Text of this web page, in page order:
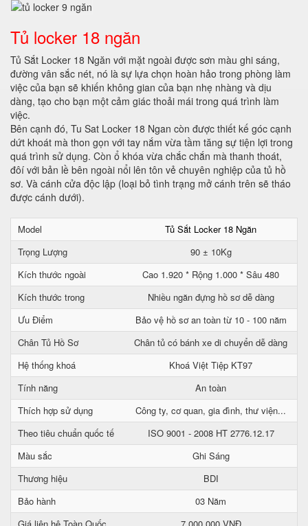
Tủ locker 18 ngăn
Tủ Sắt Locker 18 Ngăn với mặt ngoài được sơn màu ghi sáng,
đường vân sắc nét, nó là sự lựa chọn hoàn hảo trong phòng làm
việc của bạn sẽ khiến không gian của bạn nhẹ nhàng và dịu
dàng, tạo cho bạn một cảm giác thoải mái trong quá trình làm
việc.
Bên cạnh đó, Tu Sat Locker 18 Ngan còn được thiết kế góc cạnh
dứt khoát mà thon gọn với tay nắm vừa tầm tăng sự tiện lợi trong
quá trình sử dụng. Còn ổ khóa vừa chắc chắn mà thanh thoát,
đôí với bản lề bên ngoài nổi lên tôn vẻ chuyên nghiệp của tủ hồ
sơ. Và cánh cửa độc lập (loại bỏ tình trạng mở cánh trên sẽ tháo
được cánh dưới).
Model
Tủ Sắt Locker 18 Ngăn
Trọng Lượng
90 ± 10Kg
Kích thước ngoài
Cao 1.920 * Rộng 1.000 * Sâu 480
Kích thước trong
Nhiều ngăn đựng hồ sơ dễ dàng
Ưu Điểm
Bảo vệ hồ sơ an toàn từ 10 - 100 năm
Chân Tủ Hồ Sơ
Chân tủ có bánh xe di chuyển dễ dàng
Hệ thống khoá
Khoá Việt Tiệp KT97
Tính năng
An toàn
Thích hợp sử dụng
Công ty, cơ quan, gia đình, thư viện...
Theo tiêu chuẩn quốc tế
ISO 9001 - 2008 HT 2776.12.17
Màu sắc
Ghi Sáng
Thương hiệu
BDI
Bảo hành
03 Năm